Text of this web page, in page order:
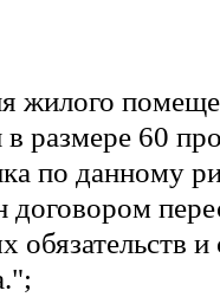
жилого
размере 60
по данному
и